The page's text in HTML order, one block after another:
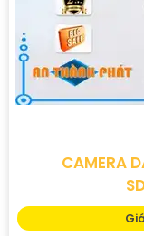
CAMERA